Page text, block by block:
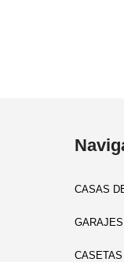
CASAS